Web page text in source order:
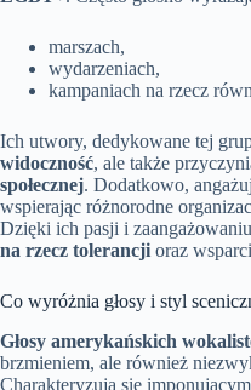
marszach,
wydarzeniach,
kampaniach na rzecz
Ich utwory, dedykowane tej
widoczność, ale także
społecznej. Dodatkowo,
wspierając różnorodne
Dzięki ich pasji i
na rzecz tolerancji oraz
Co wyróżnia głosy i styl
Głosy amerykańskich
brzmieniem, ale również
Charakteryzują się